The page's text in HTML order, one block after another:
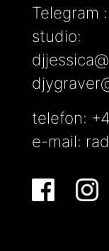
Telegram
studio:
telefon:
e-mail: